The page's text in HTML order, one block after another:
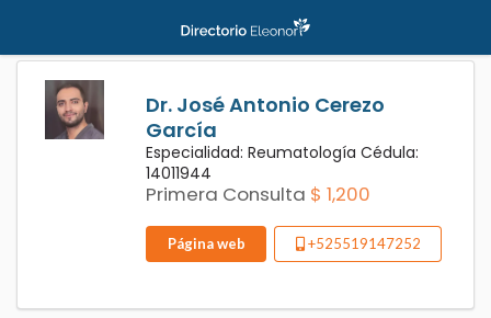
Dr. José Antonio Cerezo
García
Especialidad: Reumatología Cédula:
14011944
Primera Consulta $ 1,200
Página web +525519147252